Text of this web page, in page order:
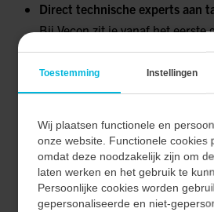
Direct technische experts aan
Bij Vecon zit je vanaf het eerste
engineer aan tafel. Geen
iemand die inhoudelijk
technische diepgang brengt.
Projectbegeleiding met korte
Frequente on-site validaties
technische
het tussentijds afstemmen en
ontwerpkeuzes.
Toestemming Instellingen
Wij plaatsen functionele en
onze website. Functionele cookies
omdat deze noodzakelijk zijn om
laten werken en het gebruik te
Persoonlijke cookies worden
gepersonaliseerde en niet-